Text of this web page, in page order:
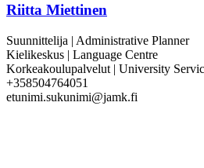
Riitta Miettinen
Suunnittelija | Administrative Planner
Kielikeskus | Language Centre
Korkeakoulupalvelut | University
+358504764051
etunimi.sukunimi@jamk.fi